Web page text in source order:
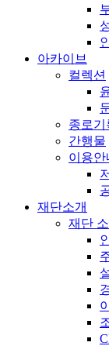
아카이브
컬렉션
종로기
간행물
이용안
재단소개
재단